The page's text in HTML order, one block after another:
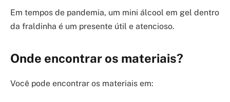
Em tempos de pandemia, um mini álcool em gel dentro
da fraldinha é um presente útil e atencioso.
Onde encontrar os materiais?
Você pode encontrar os materiais em: